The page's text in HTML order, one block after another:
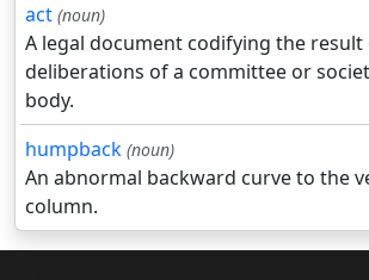
act (noun)
A legal document codifying the result
deliberations of a committee or
body.
humpback (noun)
An abnormal backward curve to the
column.